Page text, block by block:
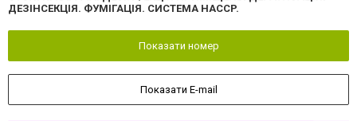
ДЕЗІНСЕКЦІЯ. ФУМІГАЦІЯ. СИСТЕМА HACCP.
Показати номер
Показати E-mail